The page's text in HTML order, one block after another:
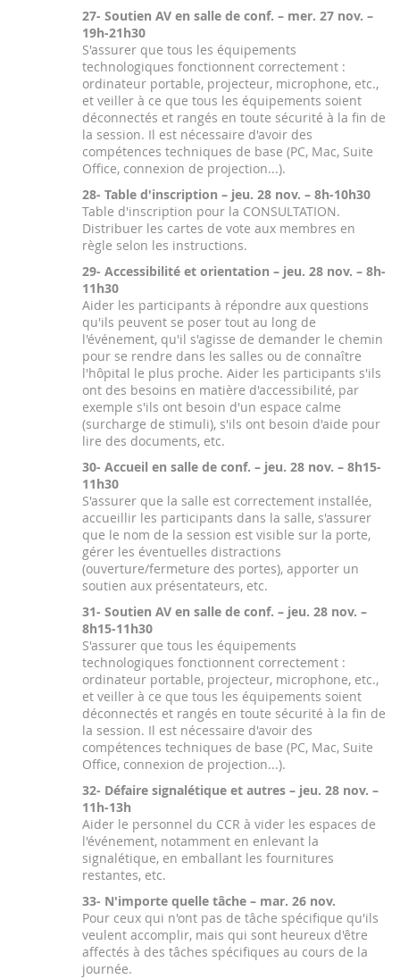
27- Soutien AV en salle de conf. – mer. 27 nov. –
19h-21h30
S'assurer que tous les équipements
technologiques fonctionnent correctement :
ordinateur portable, projecteur, microphone, etc.,
et veiller à ce que tous les équipements soient
déconnectés et rangés en toute sécurité à la fin de
la session. Il est nécessaire d'avoir des
compétences techniques de base (PC, Mac, Suite
Office, connexion de projection...).
28- Table d'inscription – jeu. 28 nov. – 8h-10h30
Table d'inscription pour la CONSULTATION.
Distribuer les cartes de vote aux membres en
règle selon les instructions.
29- Accessibilité et orientation – jeu. 28 nov. – 8h-
11h30
Aider les participants à répondre aux questions
qu'ils peuvent se poser tout au long de
l'événement, qu'il s'agisse de demander le chemin
pour se rendre dans les salles ou de connaître
l'hôpital le plus proche. Aider les participants s'ils
ont des besoins en matière d'accessibilité, par
exemple s'ils ont besoin d'un espace calme
(surcharge de stimuli), s'ils ont besoin d'aide pour
lire des documents, etc.
30- Accueil en salle de conf. – jeu. 28 nov. – 8h15-
11h30
S'assurer que la salle est correctement installée,
accueillir les participants dans la salle, s'assurer
que le nom de la session est visible sur la porte,
gérer les éventuelles distractions
(ouverture/fermeture des portes), apporter un
soutien aux présentateurs, etc.
31- Soutien AV en salle de conf. – jeu. 28 nov. –
8h15-11h30
S'assurer que tous les équipements
technologiques fonctionnent correctement :
ordinateur portable, projecteur, microphone, etc.,
et veiller à ce que tous les équipements soient
déconnectés et rangés en toute sécurité à la fin de
la session. Il est nécessaire d'avoir des
compétences techniques de base (PC, Mac, Suite
Office, connexion de projection...).
32- Défaire signalétique et autres – jeu. 28 nov. –
11h-13h
Aider le personnel du CCR à vider les espaces de
l'événement, notamment en enlevant la
signalétique, en emballant les fournitures
restantes, etc.
33- N'importe quelle tâche – mar. 26 nov.
Pour ceux qui n'ont pas de tâche spécifique qu'ils
veulent accomplir, mais qui sont heureux d'être
affectés à des tâches spécifiques au cours de la
journée.